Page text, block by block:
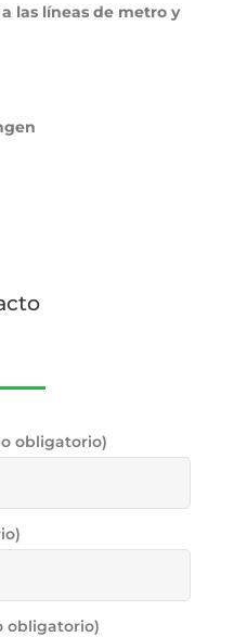
las líneas de metro y
obligatorio)
obligatorio)